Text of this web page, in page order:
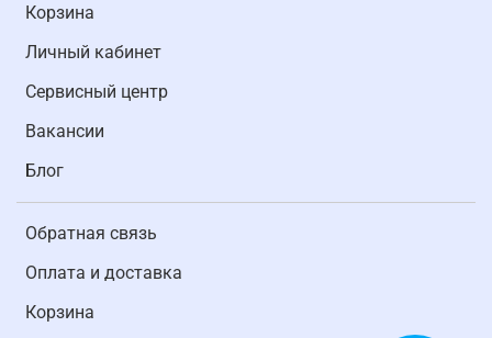
Корзина
Личный кабинет
Cервисный центр
Вакансии
Блог
Обратная связь
Оплата и доставка
Корзина